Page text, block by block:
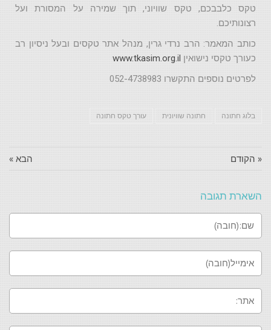
טקס כלבבכם, טקס שוויוני, תוך שמירה על המסורת ועל
רצונותיכם.
כותב המאמר: הרב נרדי גרין, מנהל אתר טקסים ובעל ניסיון רב
כעורך טקסי נישואין www.tkasim.org.il
לפרטים נוספים התקשרו 052-4738983
בלוג חתונה חתונה שוויונית עורך טקס חתונה
« הקודם הבא »
השארת תגובה